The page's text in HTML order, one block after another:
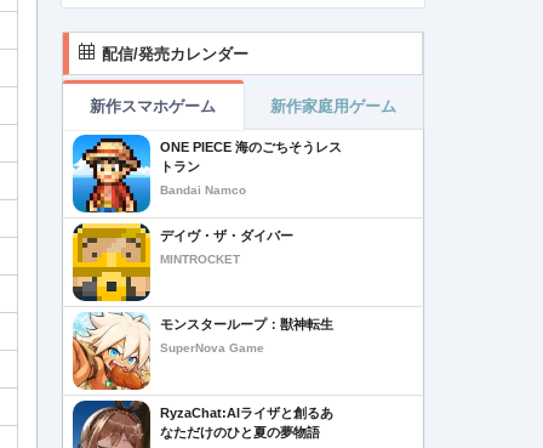
配信/発売カレンダー
新作スマホゲーム 新作家庭用ゲーム
ONE PIECE 海のごちそうレス
トラン
Bandai Namco
デイヴ・ザ・ダイバー
MINTROCKET
モンスターループ：獣神転生
SuperNova Game
RyzaChat:AIライザと創るあ
なただけのひと夏の夢物語